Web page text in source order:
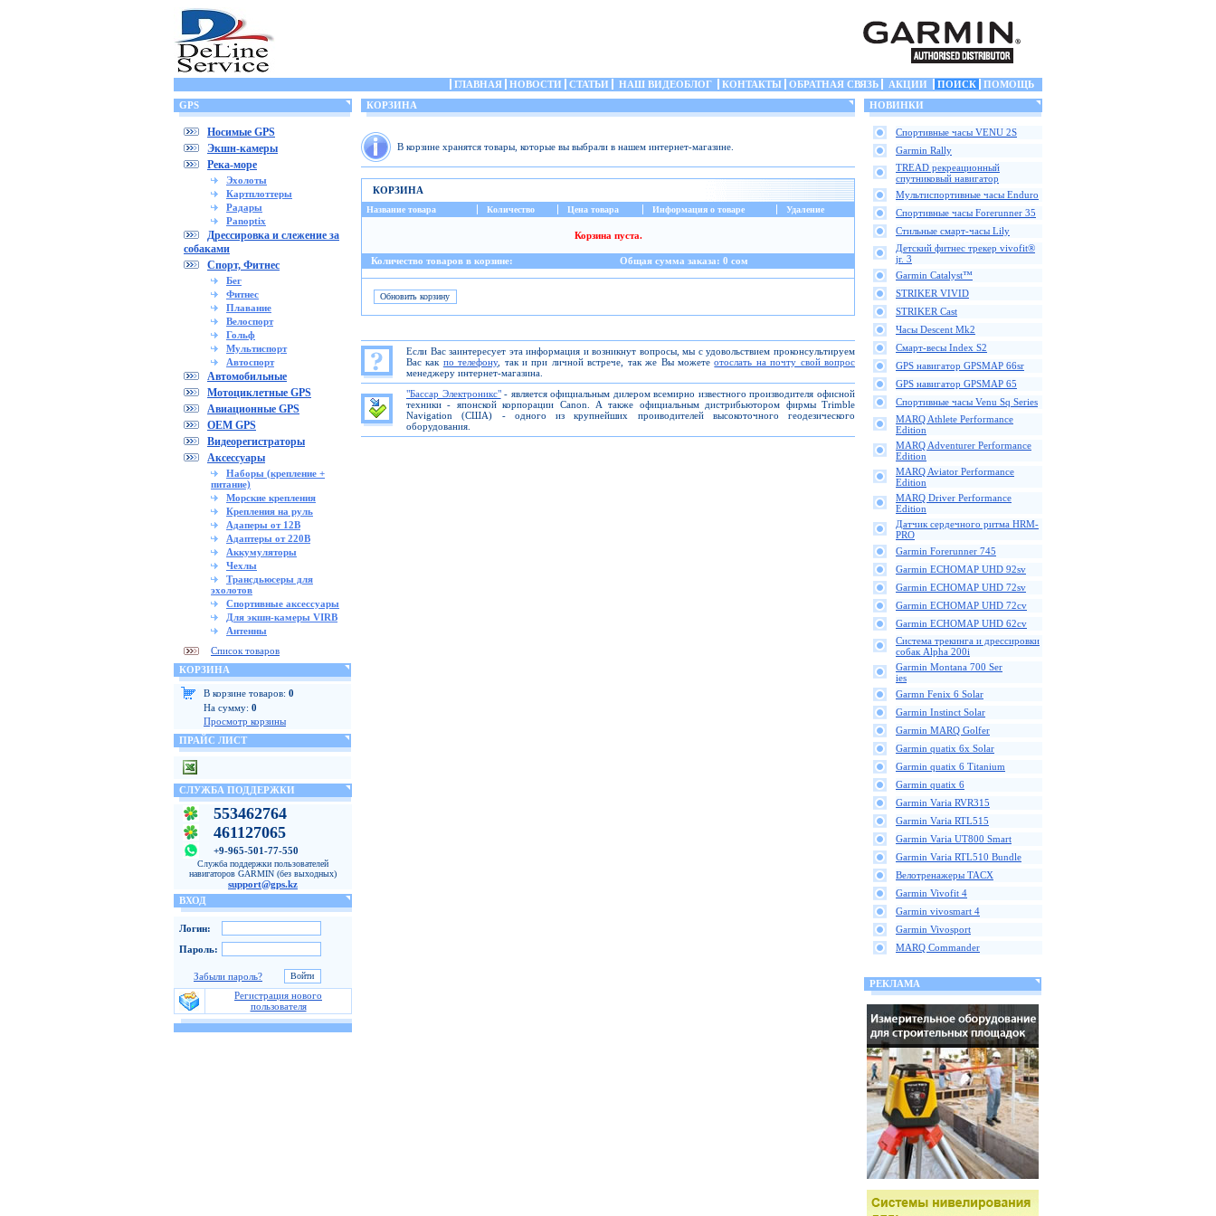
ГЛАВНАЯ НОВОСТИ СТАТЬИ НАШ ВИДЕОБЛОГ КОНТАКТЫ ОБРАТНАЯ СВЯЗЬ АКЦИИ ПОИСК
ПОМОЩЬ
GPS
Носимые GPS
Экшн-камеры
Река-море
Эхолоты
Картплоттеры
Радары
Panoptix
Дрессировка и слежение за
собаками
Спорт, Фитнес
Бег
Фитнес
Плавание
Велоспорт
Гольф
Мультиспорт
Автоспорт
Автомобильные
Мотоциклетные GPS
Авиационные GPS
OEM GPS
Видеорегистраторы
Аксессуары
Наборы (крепление +
питание)
Морские крепления
Крепления на руль
Адаперы от 12В
Адаптеры от 220В
Аккумуляторы
Чехлы
Трансдьюсеры для
эхолотов
Спортивные аксессуары
Для экшн-камеры VIRB
Антенны
Список товаров
КОРЗИНА
В корзине товаров: 0
На сумму: 0
Просмотр корзины
ПРАЙС ЛИСТ
СЛУЖБА ПОДДЕРЖКИ
553462764
461127065
+9-965-501-77-550
Служба поддержки пользователей
навигаторов GARMIN (без выходных)
support@gps.kz
ВХОД
Логин:
Пароль:
Забыли пароль?
Регистрация нового
пользователя
КОРЗИНА
В корзине хранятся товары, которые вы выбрали в нашем интернет-магазине.
КОРЗИНА
Название товара Количество Цена товара Информация о товаре Удаление
Корзина пуста.
Количество товаров в корзине: Общая сумма заказа: 0 сом
Если Вас заинтересует эта информация и возникнут вопросы, мы с удовольствием проконсультируем
Вас как по телефону, так и при личной встрече, так же Вы можетеотослать на почту свой вопрос
менеджеру интернет-магазина.
"Бассар Электроникс"- является официальным дилером всемирно известного производителя офисной
техники - японской корпорации Canon. А также официальным дистрибьютором фирмы Trimble
Navigation (США) - одного из крупнейших проиводителей высокоточного геодезического
оборудования.
НОВИНКИ
Спортивные часы VENU 2S
Garmin Rally
TREAD рекреационный
спутниковый навигатор
Мультиспортивные часы Enduro
Спортивные часы Forerunner 35
Стильные смарт-часы Lily
Детский фитнес трекер vivofit®
jr. 3
Garmin Catalyst™
STRIKER VIVID
STRIKER Cast
Часы Descent Mk2
Смарт-весы Index S2
GPS навигатор GPSMAP 66sr
GPS навигатор GPSMAP 65
Спортивные часы Venu Sq Series
MARQ Athlete Performance
Edition
MARQ Adventurer Performance
Edition
MARQ Aviator Performance
Edition
MARQ Driver Performance
Edition
Датчик сердечного ритма HRM-
PRO
Garmin Forerunner 745
Garmin ECHOMAP UHD 92sv
Garmin ECHOMAP UHD 72sv
Garmin ECHOMAP UHD 72cv
Garmin ECHOMAP UHD 62cv
Cистема трекинга и дрессировки
собак Alpha 200i
Garmin Montana 700 Ser
ies
Garmn Fenix 6 Solar
Garmin Instinct Solar
Garmin MARQ Golfer
Garmin quatix 6x Solar
Garmin quatix 6 Titanium
Garmin quatix 6
Garmin Varia RVR315
Garmin Varia RTL515
Garmin Varia UT800 Smart
Garmin Varia RTL510 Bundle
Велотренажеры TACX
Garmin Vivofit 4
Garmin vivosmart 4
Garmin Vivosport
MARQ Commander
РЕКЛАМА